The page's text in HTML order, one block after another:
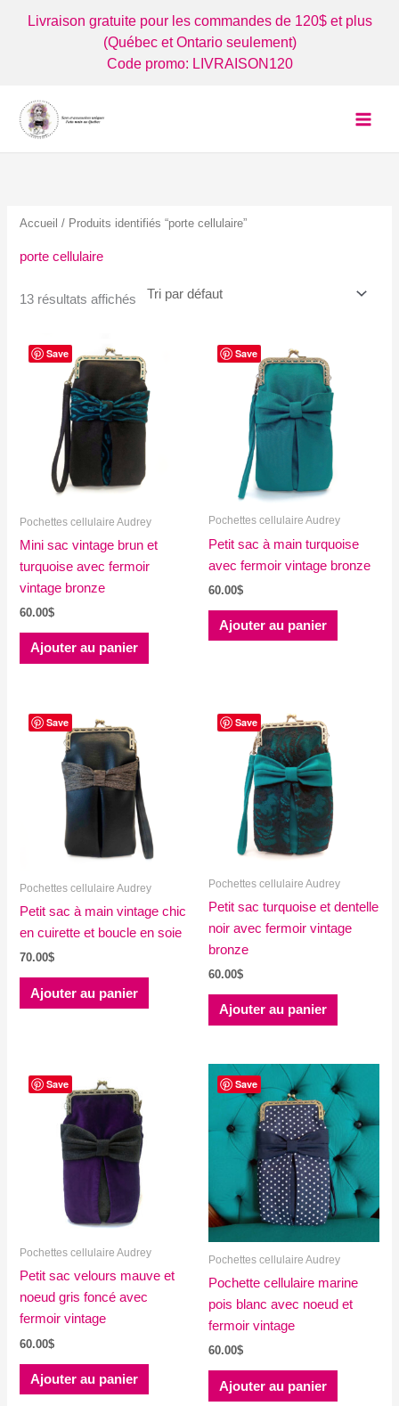
Livraison gratuite pour les commandes de 120$ et plus
(Québec et Ontario seulement)
Code promo: LIVRAISON120
Accueil / Produits identifiés “porte cellulaire”
porte cellulaire
13 résultats affichés
Save
Pochettes cellulaire Audrey
Mini sac vintage brun et
turquoise avec fermoir
vintage bronze
60.00$
Ajouter au panier
Save
Pochettes cellulaire Audrey
Petit sac à main turquoise
avec fermoir vintage bronze
60.00$
Ajouter au panier
Save
Pochettes cellulaire Audrey
Petit sac à main vintage chic
en cuirette et boucle en soie
70.00$
Ajouter au panier
Save
Pochettes cellulaire Audrey
Petit sac turquoise et dentelle
noir avec fermoir vintage
bronze
60.00$
Ajouter au panier
Save
Pochettes cellulaire Audrey
Petit sac velours mauve et
noeud gris foncé avec
fermoir vintage
60.00$
Ajouter au panier
Save
Pochettes cellulaire Audrey
Pochette cellulaire marine
pois blanc avec noeud et
fermoir vintage
60.00$
Ajouter au panier